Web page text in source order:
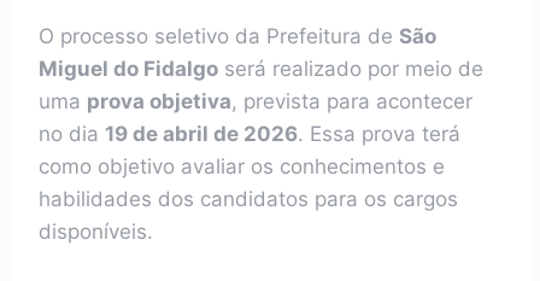
O processo seletivo da Prefeitura de São
Miguel do Fidalgo será realizado por meio de
uma prova objetiva, prevista para acontecer
no dia 19 de abril de 2026. Essa prova terá
como objetivo avaliar os conhecimentos e
habilidades dos candidatos para os cargos
disponíveis.